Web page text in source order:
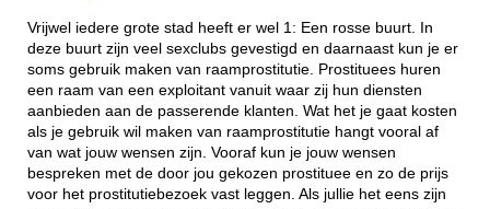
Vrijwel iedere grote stad heeft er wel 1: Een rosse buurt. In
deze buurt zijn veel sexclubs gevestigd en daarnaast kun je er
soms gebruik maken van raamprostitutie. Prostituees huren
een raam van een exploitant vanuit waar zij hun diensten
aanbieden aan de passerende klanten. Wat het je gaat kosten
als je gebruik wil maken van raamprostitutie hangt vooral af
van wat jouw wensen zijn. Vooraf kun je jouw wensen
bespreken met de door jou gekozen prostituee en zo de prijs
voor het prostitutiebezoek vast leggen. Als jullie het eens zijn